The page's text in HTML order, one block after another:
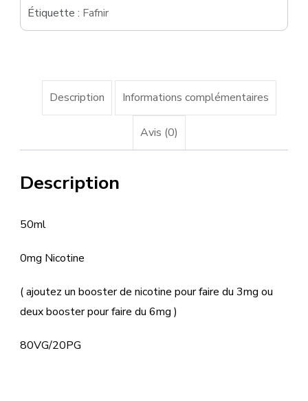
Étiquette : Fafnir
Description Informations complémentaires
Avis (0)
Description
50ml
0mg Nicotine
( ajoutez un booster de nicotine pour faire du 3mg ou
deux booster pour faire du 6mg )
80VG/20PG